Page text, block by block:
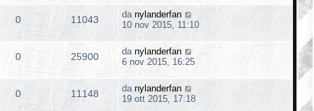
0 11043 da nylanderfan
10 nov 2015, 11:10
0 25900 da nylanderfan
6 nov 2015, 16:25
0 11148 da nylanderfan
19 ott 2015, 17:18